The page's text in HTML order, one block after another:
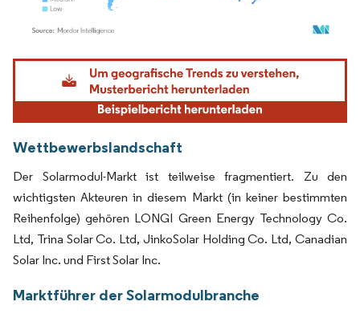
Bild © Mordor Intelligence. Wiederverwendung erfordert Namensnennung gemäß
Wettbewerbslandschaft
Der Solarmodul-Markt ist teilweise fragmentiert. Zu den
wichtigsten Akteuren in diesem Markt (in keiner bestimmten
Reihenfolge) gehören LONGI Green Energy Technology Co.
Ltd, Trina Solar Co. Ltd, JinkoSolar Holding Co. Ltd, Canadian
Solar Inc. und First Solar Inc.
Marktführer der Solarmodulbranche